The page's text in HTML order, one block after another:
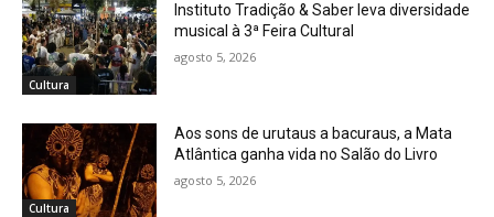
Cultura
Instituto Tradição & Saber leva diversidade
musical à 3ª Feira Cultural
agosto 5, 2026
Cultura
Aos sons de urutaus a bacuraus, a Mata
Atlântica ganha vida no Salão do Livro
agosto 5, 2026